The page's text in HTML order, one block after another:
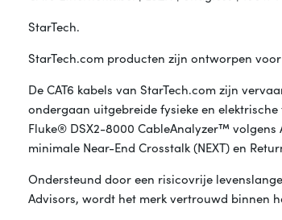
StarTech.
StarTech.com producten zijn ontworpen
De CAT6 kabels van StarTech.com zijn
ondergaan uitgebreide fysieke en
Fluke® DSX2-8000 CableAnalyzer™
minimale Near-End Crosstalk (NEXT) en
Ondersteund door een risicovrije
Advisors, wordt het merk vertrouwd binnen